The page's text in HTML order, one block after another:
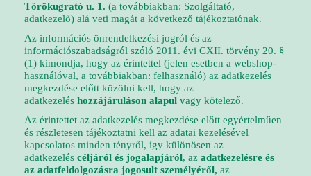
Törökugrató u. 1. (a továbbiakban: Szolgáltató,
adatkezelő) alá veti magát a következő tájékoztatónak.
Az információs önrendelkezési jogról és az
információszabadságról szóló 2011. évi CXII. törvény 20. §
(1) kimondja, hogy az érintettel (jelen esetben a webshop-
használóval, a továbbiakban: felhasználó) az adatkezelés
megkezdése előtt közölni kell, hogy az
adatkezelés hozzájáruláson alapul vagy kötelező.
Az érintettet az adatkezelés megkezdése előtt egyértelműen
és részletesen tájékoztatni kell az adatai kezelésével
kapcsolatos minden tényről, így különösen az
adatkezelés céljáról és jogalapjáról, az adatkezelésre és
az adatfeldolgozásra jogosult személyéről, az